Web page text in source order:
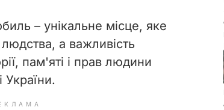
– унікальне місце, яке
а важливість
пам'яті і прав людини
України.